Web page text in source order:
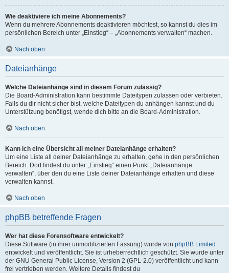
Wie deaktiviere ich meine Abonnements?
Wenn du mehrere Abonnements deaktivieren möchtest, so kannst du dies im
persönlichen Bereich unter „Einstieg“ – „Abonnements verwalten“ machen.
Nach oben
Dateianhänge
Welche Dateianhänge sind in diesem Forum zulässig?
Die Board-Administration kann bestimmte Dateitypen zulassen oder verbieten.
Falls du dir nicht sicher bist, welche Dateitypen du anhängen kannst und du
Unterstützung benötigst, wende dich bitte an die Board-Administration.
Nach oben
Kann ich eine Übersicht all meiner Dateianhänge erhalten?
Um eine Liste all deiner Dateianhänge zu erhalten, gehe in den persönlichen
Bereich. Dort findest du unter „Einstieg“ einen Punkt „Dateianhänge
verwalten“, über den du eine Liste deiner Dateianhänge erhalten und diese
verwalten kannst.
Nach oben
phpBB betreffende Fragen
Wer hat diese Forensoftware entwickelt?
Diese Software (in ihrer unmodifizierten Fassung) wurde von phpBB Limited
entwickelt und veröffentlicht. Sie ist urheberrechtlich geschützt. Sie wurde unter
der GNU General Public License, Version 2 (GPL-2.0) veröffentlicht und kann
frei vertrieben werden. Weitere Details findest du